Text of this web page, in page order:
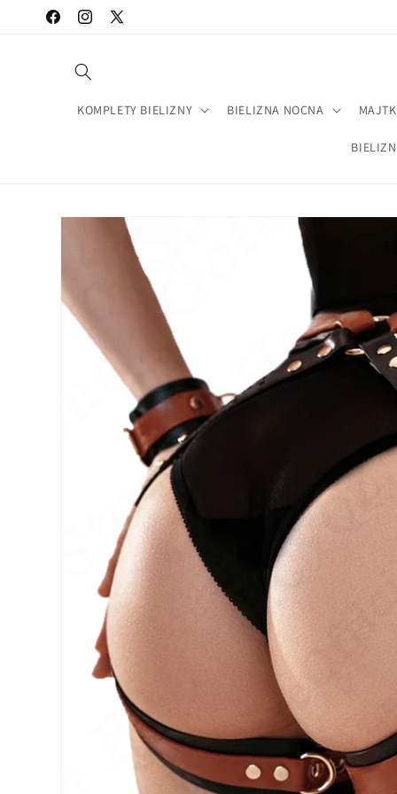
Przejdź
do treści
FacebookInstagram
X
KOMPLETY BIELIZNY BIELIZNA NOCNA
przejść do
informacji
produkcie